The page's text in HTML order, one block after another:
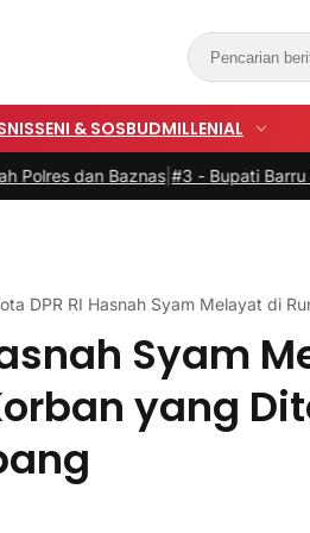
SENI & SOSBUDMILLENIAL
Baznas|#3 -Bupati Barru Buka
DPR RI Hasnah Syam Melayat di
Syam
yang